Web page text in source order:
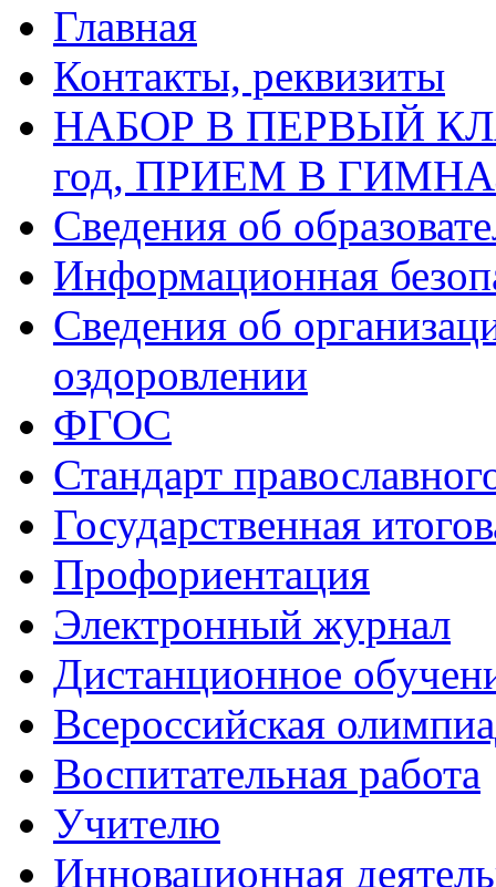
Главная
Контакты, реквизиты
НАБОР В ПЕРВЫЙ
год, ПРИЕМ В
Сведения об
Информационная
Сведения об
оздоровлении
ФГОС
Стандарт
Государственная
Профориентация
Электронный журнал
Дистанционное
Всероcсийская
Воспитательная работа
Учителю
Инновационная